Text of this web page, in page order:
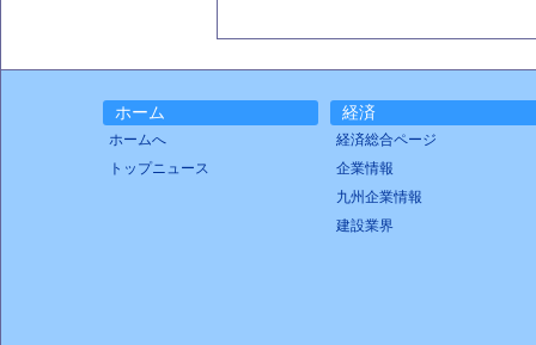
ホーム
ホームへ
トップニュース
経済
経済総合ページ
企業情報
九州企業情報
建設業界